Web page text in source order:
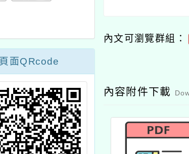
頁面QRcode
內文可瀏覽群組：
內容附件下載